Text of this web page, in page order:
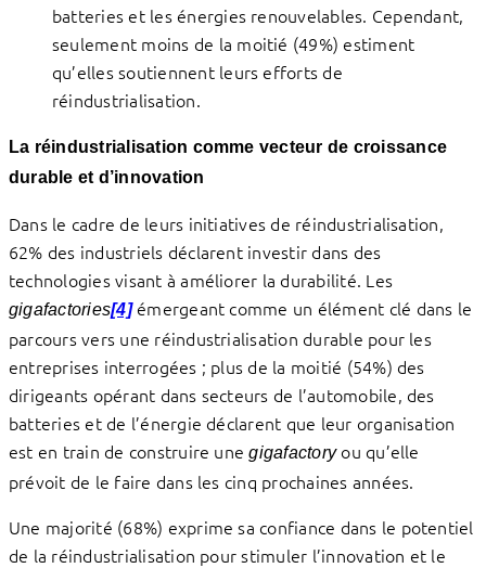
batteries et les énergies renouvelables. Cependant,
seulement moins de la moitié (49%) estiment
qu’elles soutiennent leurs efforts de
réindustrialisation.
La réindustrialisation comme vecteur de croissance
durable et d’innovation
Dans le cadre de leurs initiatives de réindustrialisation,
62% des industriels déclarent investir dans des
technologies visant à améliorer la durabilité. Les
gigafactories[4]émergeant comme un élément clé dans le
parcours vers une réindustrialisation durable pour les
entreprises interrogées ; plus de la moitié (54%) des
dirigeants opérant dans secteurs de l’automobile, des
batteries et de l’énergie déclarent que leur organisation
est en train de construire unegigafactoryou qu’elle
prévoit de le faire dans les cinq prochaines années.
Une majorité (68%) exprime sa confiance dans le potentiel
de la réindustrialisation pour stimuler l’innovation et le